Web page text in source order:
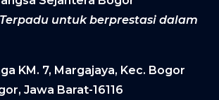
untuk berprestasi dalam
KM. 7, Margajaya, Kec. Bogor
Jawa Barat-16116